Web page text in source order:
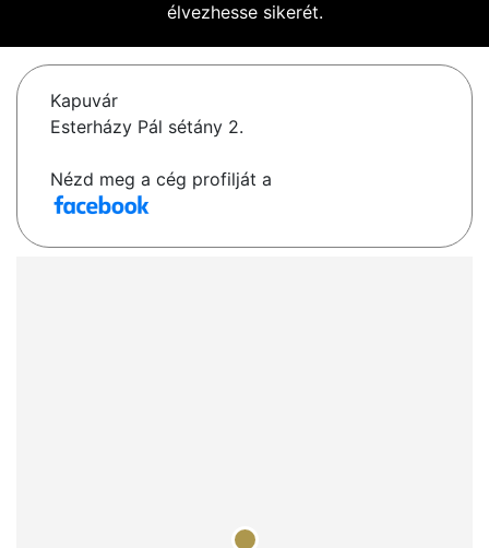
élvezhesse sikerét.
Kapuvár
Esterházy Pál sétány 2.
Nézd meg a cég profilját a